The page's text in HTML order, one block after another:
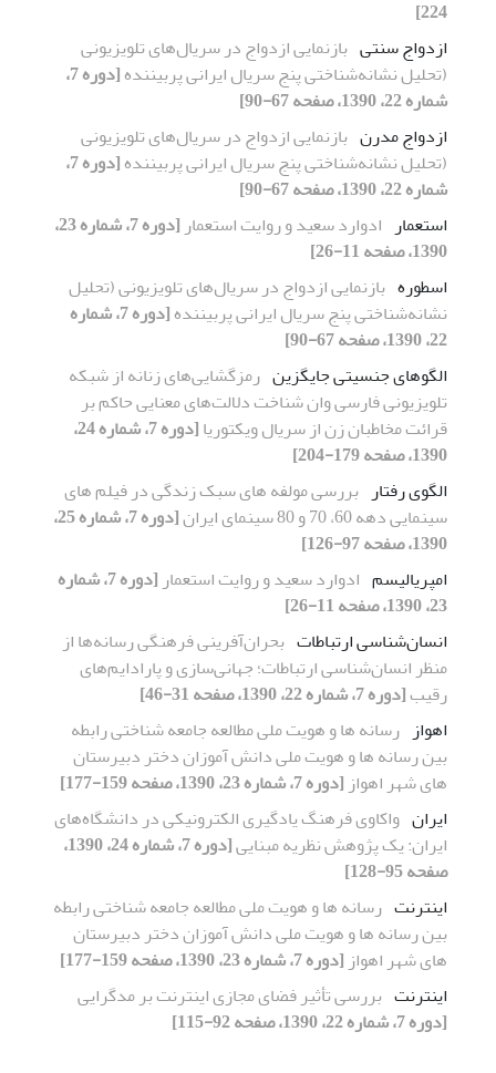
224]
ازدواج سنتی بازنمایی ازدواج در سریال‌های تلویزیونی
(تحلیل نشانه‌شناختی پنج سریال ایرانی پربیننده
[دوره 7،
شماره 22، 1390، صفحه 67-90]
ازدواج مدرن بازنمایی ازدواج در سریال‌های تلویزیونی
(تحلیل نشانه‌شناختی پنج سریال ایرانی پربیننده
[دوره 7،
شماره 22، 1390، صفحه 67-90]
استعمار ادوارد سعید و روایت استعمار
[دوره 7، شماره 23،
1390، صفحه 11-26]
اسطوره بازنمایی ازدواج در سریال‌های تلویزیونی (تحلیل
نشانه‌شناختی پنج سریال ایرانی پربیننده
[دوره 7، شماره
22، 1390، صفحه 67-90]
الگوهای جنسیتی جایگزین رمزگشایی‌های زنانه از شبکه
تلویزیونی فارسی وان شناخت دلالت‌های معنایی حاکم بر
قرائت مخاطبان زن از سریال ویکتوریا
[دوره 7، شماره 24،
1390، صفحه 179-204]
الگوی رفتار بررسی مولفه های سبک زندگی در فیلم های
سینمایی دهه 60، 70 و 80 سینمای ایران
[دوره 7، شماره 25،
1390، صفحه 97-126]
امپریالیسم ادوارد سعید و روایت استعمار
[دوره 7، شماره
23، 1390، صفحه 11-26]
انسان‌شناسی ارتباطات بحران‌آفرینی فرهنگی رسانه‌ها از
منظر انسان‌شناسی ارتباطات؛ جهانی‌سازی و پارادایم‌های
رقیب[دوره 7، شماره 22، 1390، صفحه 31-46]
اهواز رسانه ها و هویت ملی مطالعه جامعه شناختی رابطه
بین رسانه ها و هویت ملی دانش آموزان دختر دبیرستان
های شهر اهواز [دوره 7، شماره 23، 1390، صفحه 159-177]
ایران واکاوی فرهنگ یادگیری الکترونیکی در دانشگاه‌های
ایران: یک پژوهش نظریه مبنایی
[دوره 7، شماره 24، 1390،
صفحه 95-128]
اینترنت رسانه ها و هویت ملی مطالعه جامعه شناختی رابطه
بین رسانه ها و هویت ملی دانش آموزان دختر دبیرستان
های شهر اهواز [دوره 7، شماره 23، 1390، صفحه 159-177]
اینترنت بررسی تأثیر فضای مجازی اینترنت بر مد‌گرایی
[دوره 7، شماره 22، 1390، صفحه 92-115]